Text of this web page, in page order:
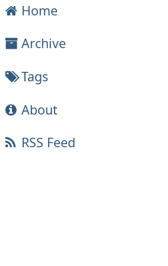
Home
Archive
Tags
About
RSS Feed